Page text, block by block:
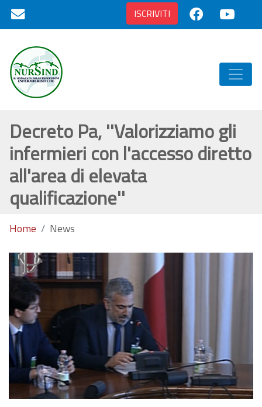
ISCRIVITI
Decreto Pa, ''Valorizziamo gli
infermieri con l'accesso diretto
all'area di elevata
qualificazione''
Home News